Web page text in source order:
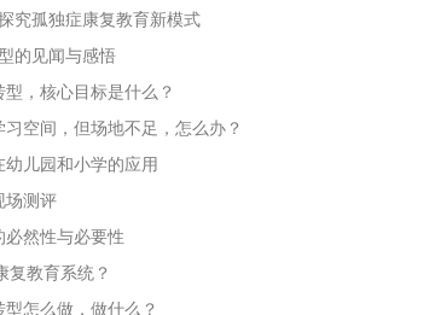
究孤独症康复教育新模式
的见闻与感悟
，核心目标是什么？
空间，但场地不足，怎么办？
幼儿园和小学的应用
场测评
必然性与必要性
复教育系统？
怎么做，做什么？